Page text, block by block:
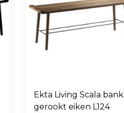
Ekta Living Scala bank
gerookt eiken L124